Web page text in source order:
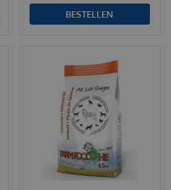
BESTELLEN